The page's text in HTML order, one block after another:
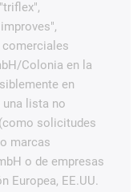
comerciales
Colonia en la
en
lista no
solicitudes
marcas
o de empresas
Europea, EE.UU.